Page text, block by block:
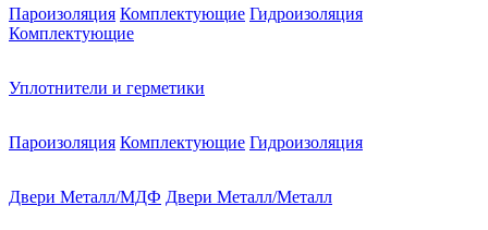
Пароизоляция Комплектующие Гидроизоляция
Комплектующие
Уплотнители и герметики
Пароизоляция Комплектующие Гидроизоляция
Двери Металл/МДФ Двери Металл/Металл